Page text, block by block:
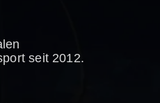
seit 2012.